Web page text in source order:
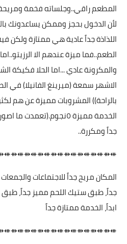
المطعم راقي..وجلساته فخمة
لأن الدخول بحجز وممكن يساعدونك
اللذاذة جداً عادية هي ممتازة
الطعم..فما ميزة عندهم الا
والمكرونة عادي ...اما الحلا فكيكة
الاشهر سمعة (ميرينغ الفانيلا) في
بالراحة)) المشروبات مميزة عن هم
الخدمة مميزة
جداً ومكررة..
المكان مريح جداً للاجتماعات
جداً، طبق ستيك اللحم مميز جداً، طبق
ابداً، الخدمة ممتازة جداً